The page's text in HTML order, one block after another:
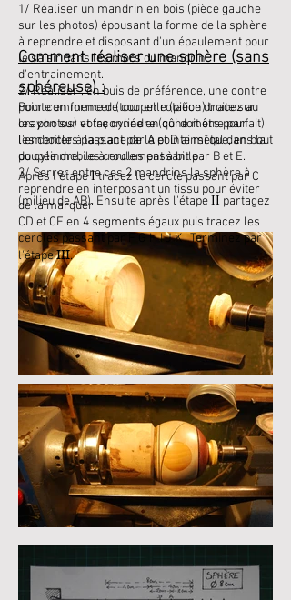
1/ Réaliser un mandrin en bois (pièce gauche
sur les photos) épousant la forme de la sphère
à reprendre et disposant d'un épaulement pour
le saisir dans les mors du mandrin
d'entrainement.
2/ Réaliser , en buis de préférence, une contre
pointe en forme de coupelle (pièce droite sur
les photos) et façonnée en cône mors pour
l'emboiter à la place de la pointe métal dans la
poupée mobile à roulement à bille .
3/ Serrer entre ces 2 mandrins la sphère à
reprendre en interposant un tissu pour éviter
de la marquer.
Comment réaliser une sphère (sans
sphéreuse) :
Pour commencer (tour en rotation) tracez au
crayon sur votre cylindre (qui doit être parfait)
les cercles passant par A et D ainsi que, en bout
du cylindre, les cercles passant par B et E.
Après l'étapeItracez le cercle passant par C
(milieu de AB). Ensuite après l'étapeII partagez
CD et CE en 4 segments égaux puis tracez les
cercles passant par F G H I J K . Terminez par
l'étapeIII.
Grand saladier en olivier :